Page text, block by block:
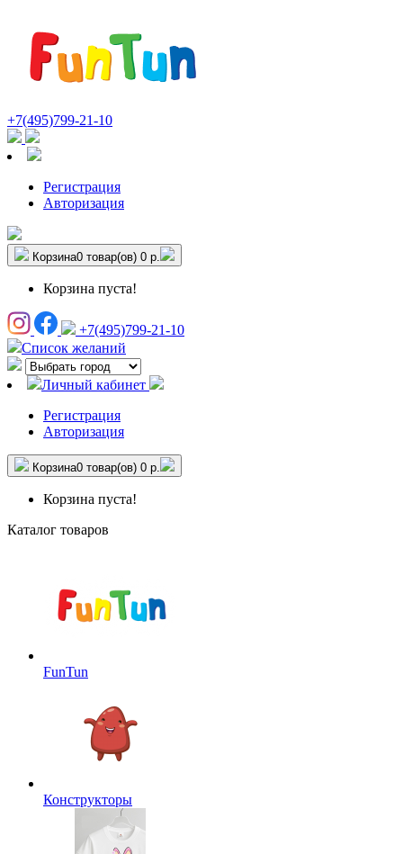
+7(495)799-21-10
Регистрация
Авторизация
Корзина0 товар(ов) 0 р.
Корзина пуста!
+7(495)799-21-10
Список желаний
Личный кабинет
Регистрация
Авторизация
Корзина0 товар(ов) 0 р.
Корзина пуста!
Каталог товаров
FunTun
Конструкторы